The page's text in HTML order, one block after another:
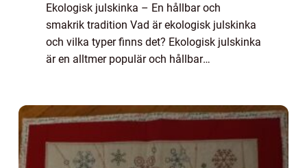
Ekologisk julskinka – En hållbar och
smakrik tradition Vad är ekologisk julskinka
och vilka typer finns det? Ekologisk julskinka
är en alltmer populär och hållbar